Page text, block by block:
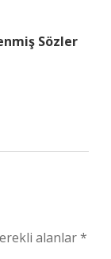
Sözler
alanlar*